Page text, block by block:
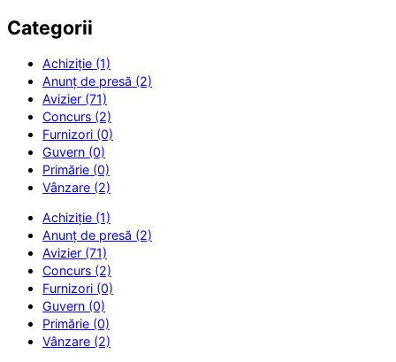
Categorii
Achiziție (1)
Anunț de presă (2)
Avizier (71)
Concurs (2)
Furnizori (0)
Guvern (0)
Primărie (0)
Vânzare (2)
Achiziție (1)
Anunț de presă (2)
Avizier (71)
Concurs (2)
Furnizori (0)
Guvern (0)
Primărie (0)
Vânzare (2)